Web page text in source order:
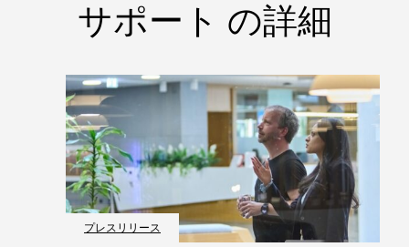
サポート の詳細
プレスリリース